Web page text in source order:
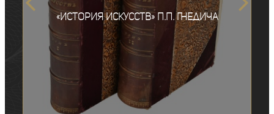
«История искусств» П.П. Гнедича